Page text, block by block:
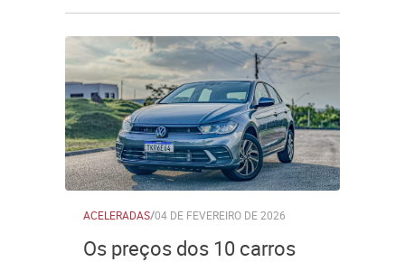
ACELERADAS/04 DE FEVEREIRO DE 2026
Os preços dos 10 carros